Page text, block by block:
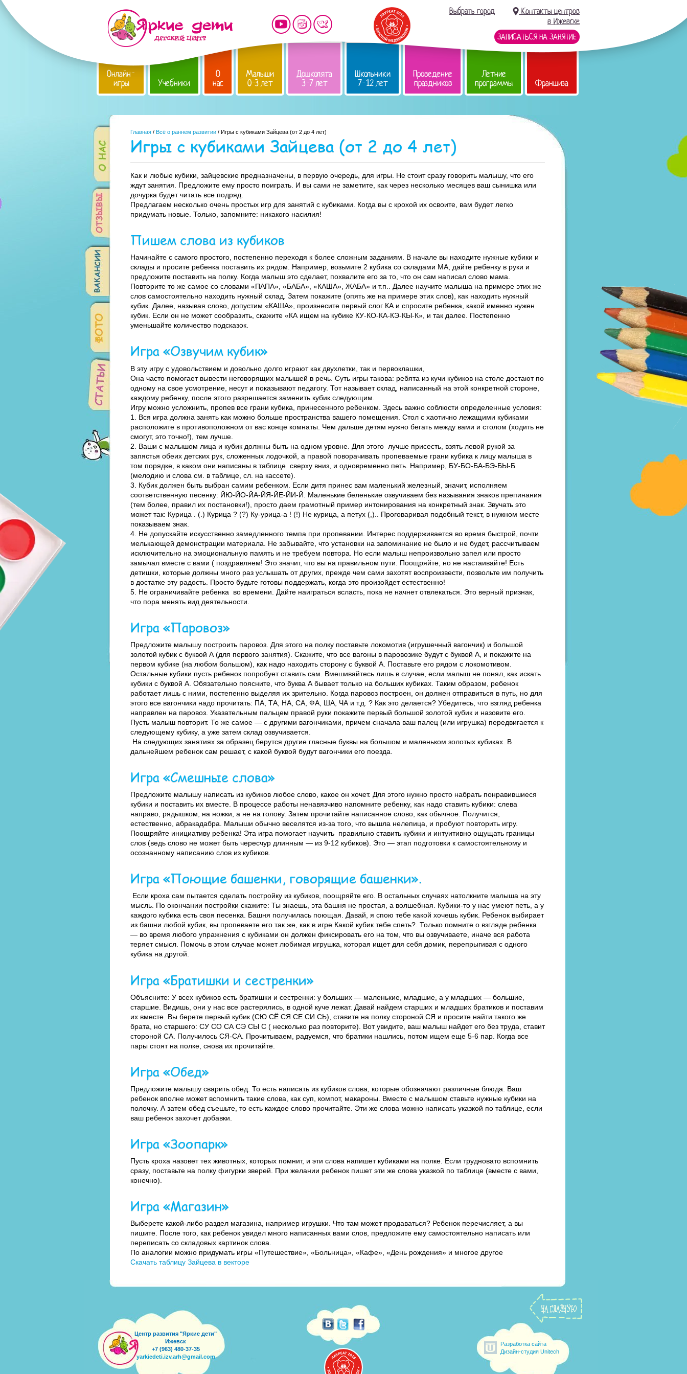
Выбрать город
Контакты центров
в Ижевске
ЗАПИСАТЬСЯ НА ЗАНЯТИЕ
Онлайн-
игры Учебники
О
нас
Малыши
0-3 лет
Дошколята
3-7 лет
Школьники
7-12 лет
Проведение
праздников
Летние
программы Франшиза
Главная / Всё о раннем развитии / Игры с кубиками Зайцева (от 2 до 4 лет)
Игры с кубиками Зайцева (от 2 до 4 лет)
Как и любые кубики, зайцевские предназначены, в первую очередь, для игры. Не стоит сразу говорить малышу, что его
ждут занятия. Предложите ему просто поиграть. И вы сами не заметите, как через несколько месяцев ваш сынишка или
дочурка будет читать все подряд.
Предлагаем несколько очень простых игр для занятий с кубиками. Когда вы с крохой их освоите, вам будет легко
придумать новые. Только, запомните: никакого насилия!
Пишем слова из кубиков
Начинайте с самого простого, постепенно переходя к более сложным заданиям. В начале вы находите нужные кубики и
склады и просите ребенка поставить их рядом. Например, возьмите 2 кубика со складами МА, дайте ребенку в руки и
предложите поставить на полку. Когда малыш это сделает, похвалите его за то, что он сам написал слово мама.
Повторите то же самое со словами «ПАПА», «БАБА», «КАША», ЖАБА» и т.п.. Далее научите малыша на примере этих же
слов самостоятельно находить нужный склад. Затем покажите (опять же на примере этих слов), как находить нужный
кубик. Далее, называя слово, допустим «КАША», произнесите первый слог КА и спросите ребенка, какой именно нужен
кубик. Если он не может сообразить, скажите «КА ищем на кубике КУ-КО-КА-КЭ-КЫ-К», и так далее. Постепенно
уменьшайте количество подсказок.
Игра «Озвучим кубик»
В эту игру с удовольствием и довольно долго играют как двухлетки, так и первоклашки,
Она часто помогает вывести неговорящих малышей в речь. Суть игры такова: ребята из кучи кубиков на столе достают по
одному на свое усмотрение, несут и показывают педагогу. Тот называет склад, написанный на этой конкретной стороне,
каждому ребенку, после этого разрешается заменить кубик следующим.
Игру можно усложнить, пропев все грани кубика, принесенного ребенком. Здесь важно соблюсти определенные условия:
1. Вся игра должна занять как можно больше пространства вашего помещения. Стол с хаотично лежащими кубиками
расположите в противоположном от вас конце комнаты. Чем дальше детям нужно бегать между вами и столом (ходить не
смогут, это точно!), тем лучше.
2. Ваши с малышом лица и кубик должны быть на одном уровне. Для этого лучше присесть, взять левой рукой за
запястья обеих детских рук, сложенных лодочкой, а правой поворачивать пропеваемые грани кубика к лицу малыша в
том порядке, в каком они написаны в таблице сверху вниз, и одновременно петь. Например, БУ-БО-БА-БЭ-БЫ-Б
(мелодию и слова см. в таблице, сл. на кассете).
3. Кубик должен быть выбран самим ребенком. Если дитя принес вам маленький железный, значит, исполняем
соответственную песенку: ЙЮ-ЙО-ЙА-ЙЯ-ЙЕ-ЙИ-Й. Маленькие беленькие озвучиваем без называния знаков препинания
(тем более, правил их постановки!), просто даем грамотный пример интонирования на конкретный знак. Звучать это
может так: Курица . (.) Курица ? (?) Ку-урица-а ! (!) Не курица, а петух (,).. Проговаривая подобный текст, в нужном месте
показываем знак.
4. Не допускайте искусственно замедленного темпа при пропевании. Интерес поддерживается во время быстрой, почти
мелькающей демонстрации материала. Не забывайте, что установки на запоминание не было и не будет, рассчитываем
исключительно на эмоциональную память и не требуем повтора. Но если малыш непроизвольно запел или просто
замычал вместе с вами ( поздравляем! Это значит, что вы на правильном пути. Поощряйте, но не настаивайте! Есть
детишки, которые должны много раз услышать от других, прежде чем сами захотят воспроизвести, позвольте им получить
в достатке эту радость. Просто будьте готовы поддержать, когда это произойдет естественно!
5. Не ограничивайте ребенка во времени. Дайте наиграться всласть, пока не начнет отвлекаться. Это верный признак,
что пора менять вид деятельности.
Игра «Паровоз»
Предложите малышу построить паровоз. Для этого на полку поставьте локомотив (игрушечный вагончик) и большой
золотой кубик с буквой А (для первого занятия). Скажите, что все вагоны в паровозике будут с буквой А, и покажите на
первом кубике (на любом большом), как надо находить сторону с буквой А. Поставьте его рядом с локомотивом.
Остальные кубики пусть ребенок попробует ставить сам. Вмешивайтесь лишь в случае, если малыш не понял, как искать
кубики с буквой А. Обязательно поясните, что буква А бывает только на больших кубиках. Таким образом, ребенок
работает лишь с ними, постепенно выделяя их зрительно. Когда паровоз построен, он должен отправиться в путь, но для
этого все вагончики надо прочитать: ПА, ТА, НА, СА, ФА, ША, ЧА и т.д. ? Как это делается? Убедитесь, что взгляд ребенка
направлен на паровоз. Указательным пальцем правой руки покажите первый большой золотой кубик и назовите его.
Пусть малыш повторит. То же самое — с другими вагончиками, причем сначала ваш палец (или игрушка) передвигается к
следующему кубику, а уже затем склад озвучивается.
На следующих занятиях за образец берутся другие гласные буквы на большом и маленьком золотых кубиках. В
дальнейшем ребенок сам решает, с какой буквой будут вагончики его поезда.
Игра «Смешные слова»
Предложите малышу написать из кубиков любое слово, какое он хочет. Для этого нужно просто набрать понравившиеся
кубики и поставить их вместе. В процессе работы ненавязчиво напомните ребенку, как надо ставить кубики: слева
направо, рядышком, на ножки, а не на голову. Затем прочитайте написанное слово, как обычное. Получится,
естественно, абракадабра. Малыши обычно веселятся из-за того, что вышла нелепица, и пробуют повторить игру.
Поощряйте инициативу ребенка! Эта игра помогает научить правильно ставить кубики и интуитивно ощущать границы
слов (ведь слово не может быть чересчур длинным — из 9-12 кубиков). Это — этап подготовки к самостоятельному и
осознанному написанию слов из кубиков.
Игра «Поющие башенки, говорящие башенки».
Если кроха сам пытается сделать постройку из кубиков, поощряйте его. В остальных случаях натолкните малыша на эту
мысль. По окончании постройки скажите: Ты знаешь, эта башня не простая, а волшебная. Кубики-то у нас умеют петь, а у
каждого кубика есть своя песенка. Башня получилась поющая. Давай, я спою тебе какой хочешь кубик. Ребенок выбирает
из башни любой кубик, вы пропеваете его так же, как в игре Какой кубик тебе спеть?. Только помните о взгляде ребенка
— во время любого упражнения с кубиками он должен фиксировать его на том, что вы озвучиваете, иначе вся работа
теряет смысл. Помочь в этом случае может любимая игрушка, которая ищет для себя домик, перепрыгивая с одного
кубика на другой.
Игра «Братишки и сестренки»
Объясните: У всех кубиков есть братишки и сестренки: у больших — маленькие, младшие, а у младших — большие,
старшие. Видишь, они у нас все растерялись, в одной куче лежат. Давай найдем старших и младших братиков и поставим
их вместе. Вы берете первый кубик (СЮ СЁ СЯ СЕ СИ СЬ), ставите на полку стороной СЯ и просите найти такого же
брата, но старшего: СУ СО СА СЭ СЫ С ( несколько раз повторите). Вот увидите, ваш малыш найдет его без труда, ставит
стороной СА. Получилось СЯ-СА. Прочитываем, радуемся, что братики нашлись, потом ищем еще 5-6 пар. Когда все
пары стоят на полке, снова их прочитайте.
Игра «Обед»
Предложите малышу сварить обед. То есть написать из кубиков слова, которые обозначают различные блюда. Ваш
ребенок вполне может вспомнить такие слова, как суп, компот, макароны. Вместе с малышом ставьте нужные кубики на
полочку. А затем обед съешьте, то есть каждое слово прочитайте. Эти же слова можно написать указкой по таблице, если
ваш ребенок захочет добавки.
Игра «Зоопарк»
Пусть кроха назовет тех животных, которых помнит, и эти слова напишет кубиками на полке. Если трудновато вспомнить
сразу, поставьте на полку фигурки зверей. При желании ребенок пишет эти же слова указкой по таблице (вместе с вами,
конечно).
Игра «Магазин»
Выберете какой-либо раздел магазина, например игрушки. Что там может продаваться? Ребенок перечисляет, а вы
пишите. После того, как ребенок увидел много написанных вами слов, предложите ему самостоятельно написать или
переписать со складовых картинок слова.
По аналогии можно придумать игры «Путешествие», «Больница», «Кафе», «День рождения» и многое другое
Скачать таблицу Зайцева в векторе
Центр развития "Яркие дети"
Ижевск
+7 (963) 480-37-35
yarkiedeti.izv.arh@gmail.com
Разработка сайта
Дизайн-студия Unitech